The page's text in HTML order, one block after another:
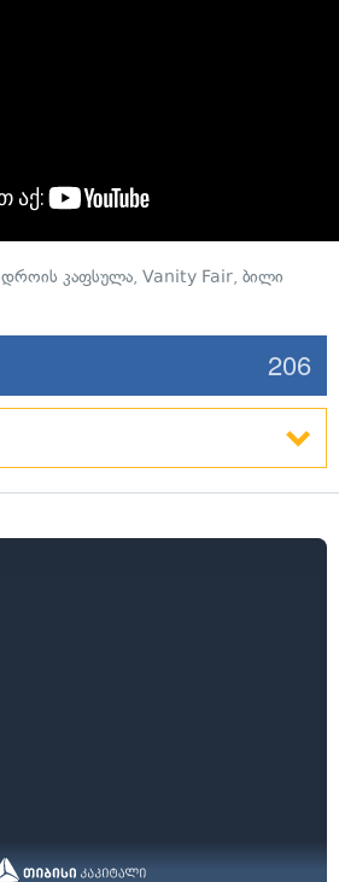
დროის კაფსულა, Vanity Fair, ბილი
206